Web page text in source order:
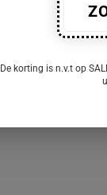
De korting is n.v.t op